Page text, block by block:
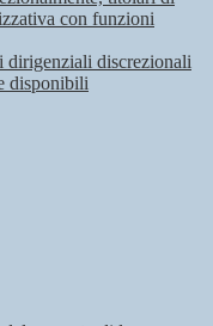
con funzioni
dirigenziali discrezionali
disponibili